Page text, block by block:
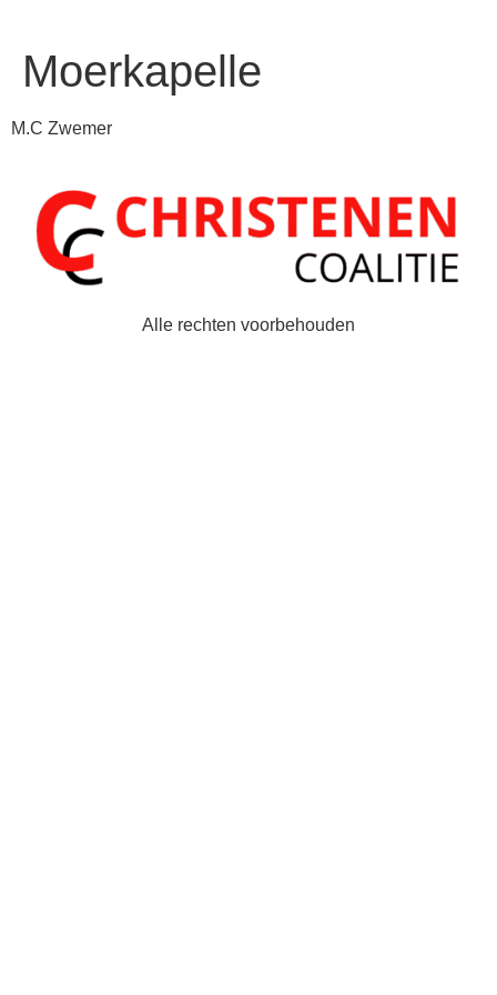
Moerkapelle
M.C Zwemer
Alle rechten voorbehouden